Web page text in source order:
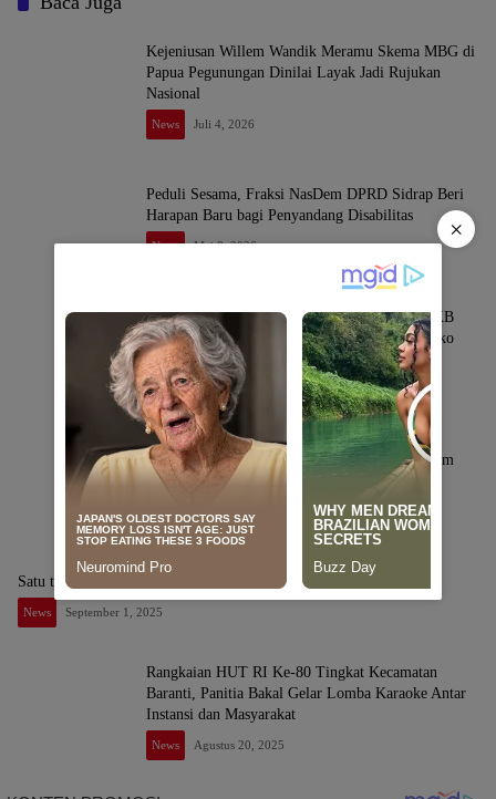
Kejeniusan Willem Wandik Meramu Skema MBG di
Papua Pegunungan Dinilai Layak Jadi Rujukan
Nasional
News Juli 4, 2026
Peduli Sesama, Fraksi NasDem DPRD Sidrap Beri
Harapan Baru bagi Penyandang Disabilitas
News Mei 8, 2026
Terindikasi Langgar Kebijakan Menhub, UPPKB
Tana Batue Beroperasi Hingga Subuh Saat Posko
Angkutan Lebaran Berlangsung
News Maret 18, 2026
Kajari Sidrap Lantik Kasi Datun dan Kasi Pidum
Baru
News Januari 30, 2026
Satu topnews
News September 1, 2025
Rangkaian HUT RI Ke-80 Tingkat Kecamatan
Baranti, Panitia Bakal Gelar Lomba Karaoke Antar
Instansi dan Masyarakat
News Agustus 20, 2025
×